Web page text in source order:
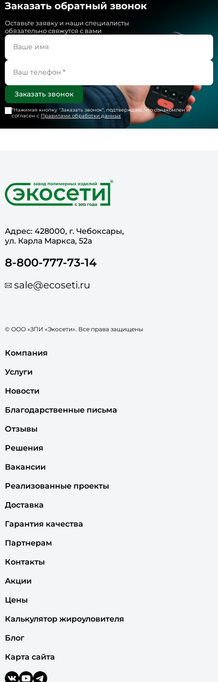
Заказать обратный звонок
Оставьте заявку и наши специалисты
обязательно свяжутся с вами
*Нажимая кнопку "Заказать звонок", подтверждаю, что ознакомлен и
согласен с Правилами обработки данных
Адрес: 428000, г. Чебоксары,
ул. Карла Маркса, 52а
8-800-777-73-14
sale@ecoseti.ru
© ООО «ЗПИ «Экосети». Все права защищены
Компания
Услуги
Новости
Благодарственные письма
Отзывы
Решения
Вакансии
Реализованные проекты
Доставка
Гарантия качества
Партнерам
Контакты
Акции
Цены
Калькулятор жироуловителя
Блог
Карта сайта